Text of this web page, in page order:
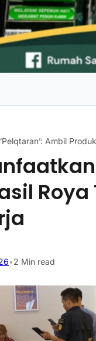
Ambil
Roya
•2 Min read